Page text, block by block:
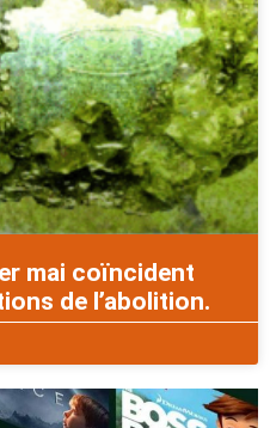
mai coïncident
de l’abolition.